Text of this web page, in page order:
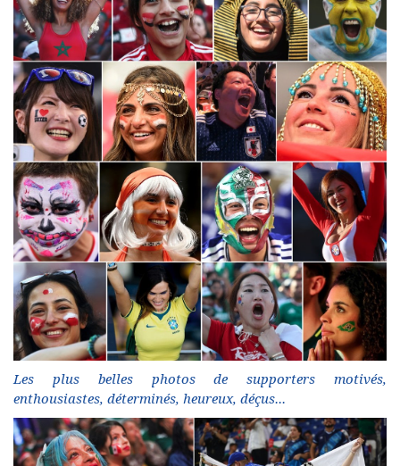
Les plus belles photos de supporters motivés,
enthousiastes, déterminés, heureux, déçus...